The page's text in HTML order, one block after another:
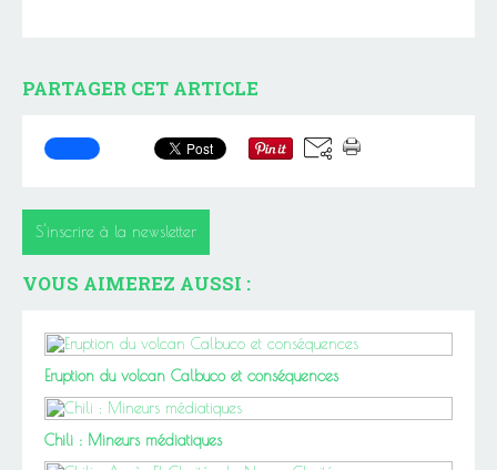
PARTAGER CET ARTICLE
S'inscrire à la newsletter
VOUS AIMEREZ AUSSI :
Eruption du volcan Calbuco et conséquences
Chili : Mineurs médiatiques